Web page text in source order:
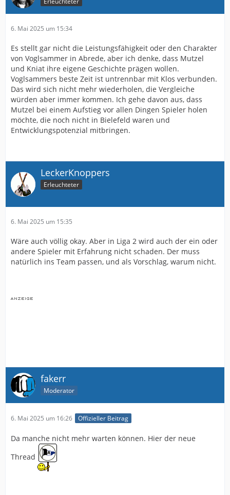
6. Mai 2025 um 15:34
Es stellt gar nicht die Leistungsfähigkeit oder den Charakter
von Voglsammer in Abrede, aber ich denke, dass Mutzel
und Kniat ihre eigene Geschichte prägen wollen.
Voglsammers beste Zeit ist untrennbar mit Klos verbunden.
Das wird sich nicht mehr wiederholen, die Vergleiche
würden aber immer kommen. Ich gehe davon aus, dass
Mutzel bei einem Aufstieg vor allen Dingen Spieler holen
möchte, die noch nicht in Bielefeld waren und
Entwicklungspotenzial mitbringen.
LeckerKnoppers
Erleuchteter
6. Mai 2025 um 15:35
Wäre auch völlig okay. Aber in Liga 2 wird auch der ein oder
andere Spieler mit Erfahrung nicht schaden. Der muss
natürlich ins Team passen, und als Vorschlag, warum nicht.
fakerr
Moderator
6. Mai 2025 um 16:26 Offizieller Beitrag
Da manche nicht mehr warten können. Hier der neue
Thread